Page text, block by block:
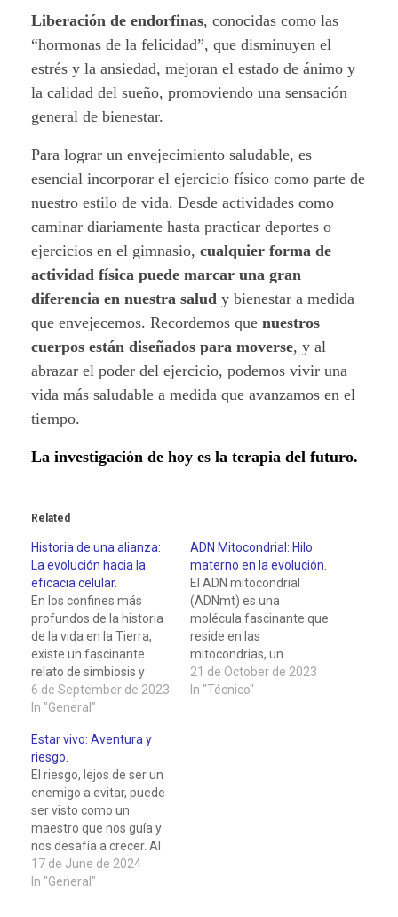
Liberación de endorfinas, conocidas como las
“hormonas de la felicidad”, que disminuyen el
estrés y la ansiedad, mejoran el estado de ánimo y
la calidad del sueño, promoviendo una sensación
general de bienestar.
Para lograr un envejecimiento saludable, es
esencial incorporar el ejercicio físico como parte de
nuestro estilo de vida. Desde actividades como
caminar diariamente hasta practicar deportes o
ejercicios en el gimnasio, cualquier forma de
actividad física puede marcar una gran
diferencia en nuestra salud y bienestar a medida
que envejecemos. Recordemos que nuestros
cuerpos están diseñados para moverse, y al
abrazar el poder del ejercicio, podemos vivir una
vida más saludable a medida que avanzamos en el
tiempo.
La investigación de hoy es la terapia del futuro.
Related
Historia de una alianza:
La evolución hacia la
eficacia celular.
En los confines más
profundos de la historia
de la vida en la Tierra,
existe un fascinante
relato de simbiosis y
evolución que nos lleva a
comprender la
entre nuestras células y
una antigua bacteria.
Esta bacteria, conocida
como "alfa-
proteobacteria",
desempeñó un papel
crucial en la creación de…
6 de September de 2023
In "General"
ADN Mitocondrial: Hilo
materno en la evolución.
El ADN mitocondrial
(ADNmt) es una
molécula fascinante que
reside en las
mitocondrias, un
elemento de la célula
que se encarga de
21 de October de 2023
In "Técnico"
Estar vivo: Aventura y
riesgo.
El riesgo, lejos de ser un
enemigo a evitar, puede
ser visto como un
maestro que nos guía y
nos desafía a crecer. Al
final, es esta danza
constante entre la
17 de June de 2024
In "General"